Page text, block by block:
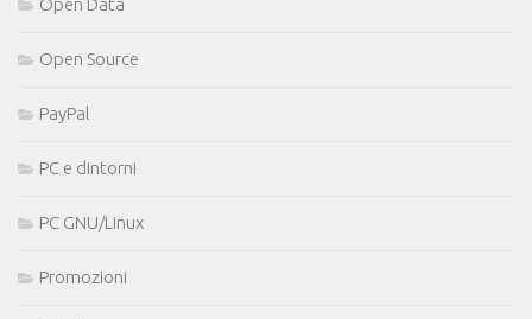
Open Data
Open Source
PayPal
PC e dintorni
PC GNU/Linux
Promozioni